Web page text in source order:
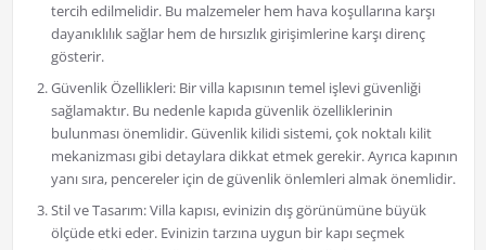
tercih edilmelidir. Bu malzemeler hem hava koşullarına karşı
dayanıklılık sağlar hem de hırsızlık girişimlerine karşı direnç
gösterir.
Güvenlik Özellikleri: Bir villa kapısının temel işlevi güvenliği
sağlamaktır. Bu nedenle kapıda güvenlik özelliklerinin
bulunması önemlidir. Güvenlik kilidi sistemi, çok noktalı kilit
mekanizması gibi detaylara dikkat etmek gerekir. Ayrıca kapının
yanı sıra, pencereler için de güvenlik önlemleri almak önemlidir.
Stil ve Tasarım: Villa kapısı, evinizin dış görünümüne büyük
ölçüde etki eder. Evinizin tarzına uygun bir kapı seçmek